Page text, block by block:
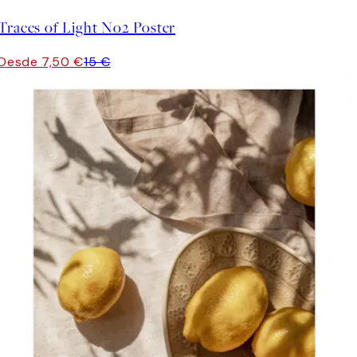
of Light No2 Poster
7,50 €15 €